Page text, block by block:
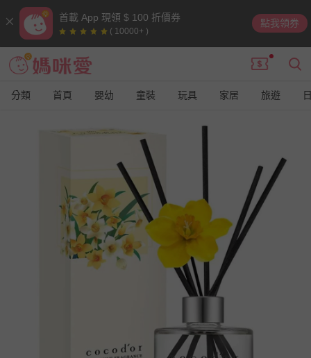
首載 App 現領 $ 100 折價券
( 10000+ )
點我領券
分類 首頁 嬰幼 童裝 玩具 家居 旅遊